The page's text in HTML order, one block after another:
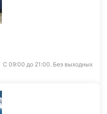
С 09:00 до 21:00. Без выходных